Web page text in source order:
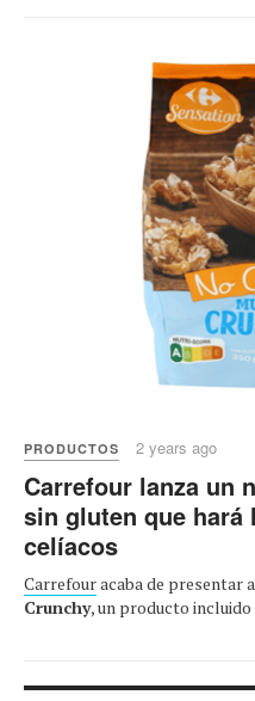
PRODUCTOS 2 years ago
Carrefour lanza un
sin gluten que
celíacos
Carrefouracaba de presentar
Crunchy, un producto incluido